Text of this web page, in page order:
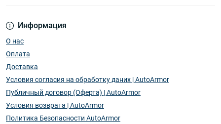
Информация
О нас
Оплата
Доставка
Условия согласия на обработку даних | AutoArmor
Публичный договор (Оферта) | AutoArmor
Условия возврата | AutoArmor
Политика Безопасности AutoArmor